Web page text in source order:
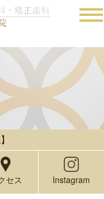
セス Instagram